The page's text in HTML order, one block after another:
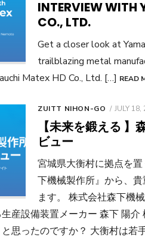
INTERVIEW WITH
CO., LTD.
Get a closer look at
trailblazing metal
Matex HD Co., Ltd. […] READ
ZUITT NIHON-GO
POSTED
JULY 18,
【未来を鍛える 】
ビュー
宮城県大衡村に拠点を
下機械製作所』から、
ます。 株式会社森下機
産設備装置メーカー 森下 陽
思ったのですか？ 大衡村は若